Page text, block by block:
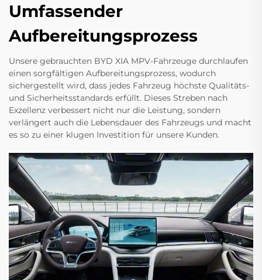
Umfassender
Aufbereitungsprozess
Unsere gebrauchten BYD XIA MPV-Fahrzeuge durchlaufen
einen sorgfältigen Aufbereitungsprozess, wodurch
sichergestellt wird, dass jedes Fahrzeug höchste Qualitäts-
und Sicherheitsstandards erfüllt. Dieses Streben nach
Exzellenz verbessert nicht nur die Leistung, sondern
verlängert auch die Lebensdauer des Fahrzeugs und macht
es so zu einer klugen Investition für unsere Kunden.